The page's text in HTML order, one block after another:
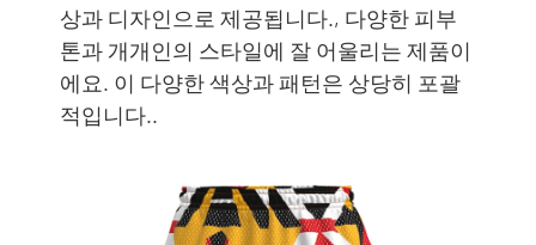
상과 디자인으로 제공됩니다., 다양한 피부
톤과 개개인의 스타일에 잘 어울리는 제품이
에요. 이 다양한 색상과 패턴은 상당히 포괄
적입니다..